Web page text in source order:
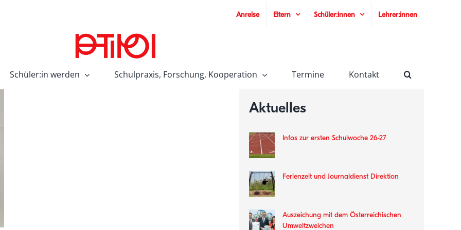
Anreise Eltern Schüler:innen Lehrer:innen
Schüler:in werden Schulpraxis, Forschung, Kooperation Termine Kontakt
Aktuelles
Infos zur ersten Schulwoche 26-27
Ferienzeit und Journaldienst Direktion
Auszeichung mit dem Österreichischen
Umweltzweichen